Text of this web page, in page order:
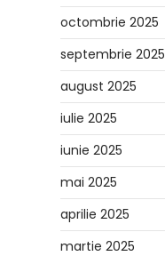
octombrie 2025
septembrie 2025
august 2025
iulie 2025
iunie 2025
mai 2025
aprilie 2025
martie 2025